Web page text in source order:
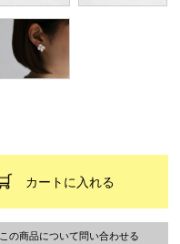
カートに入れる
この商品について問い合わせる